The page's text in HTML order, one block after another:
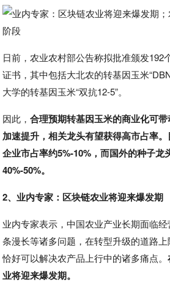
日前，农业农村部公告称拟批准颁发192
证书，其中包括大北农的转基因玉米
大学的转基因玉米“双抗12-5”。
因此，合理预期转基因玉米的商业化可
加速提升，相关龙头有望获得高市占率
企业市占率约5%-10%，而国外的种子龙
40%-50%。
2、业内专家：区块链农业将迎来爆发期
业内专家表示，中国农业产业长期面临
条漫长等诸多问题，在转型升级的道路
恰好可以解决农产品上行中的诸多痛点。
业将迎来爆发期。